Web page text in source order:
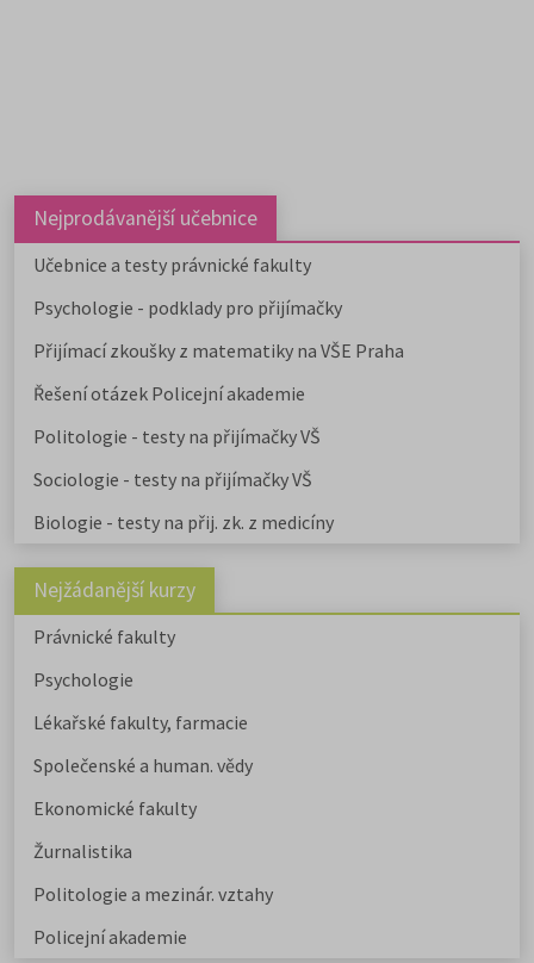
Nejprodávanější učebnice
Učebnice a testy právnické fakulty
Psychologie - podklady pro přijímačky
Přijímací zkoušky z matematiky na VŠE Praha
Řešení otázek Policejní akademie
Politologie - testy na přijímačky VŠ
Sociologie - testy na přijímačky VŠ
Biologie - testy na přij. zk. z medicíny
Nejžádanější kurzy
Právnické fakulty
Psychologie
Lékařské fakulty, farmacie
Společenské a human. vědy
Ekonomické fakulty
Žurnalistika
Politologie a mezinár. vztahy
Policejní akademie